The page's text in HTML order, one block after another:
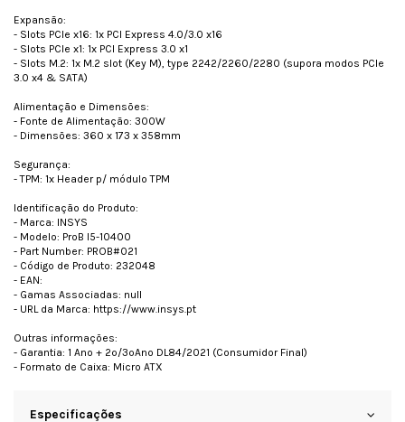
Expansão:
- Slots PCIe x16: 1x PCI Express 4.0/3.0 x16
- Slots PCIe x1: 1x PCI Express 3.0 x1
- Slots M.2: 1x M.2 slot (Key M), type 2242/2260/2280 (supora modos PCIe
3.0 x4 & SATA)
Alimentação e Dimensões:
- Fonte de Alimentação: 300W
- Dimensões: 360 x 173 x 358mm
Segurança:
- TPM: 1x Header p/ módulo TPM
Identificação do Produto:
- Marca: INSYS
- Modelo: ProB I5-10400
- Part Number: PROB#021
- Código de Produto: 232048
- EAN:
- Gamas Associadas: null
- URL da Marca: https://www.insys.pt
Outras informações:
- Garantia: 1 Ano + 2º/3ºAno DL84/2021 (Consumidor Final)
- Formato de Caixa: Micro ATX
Especificações